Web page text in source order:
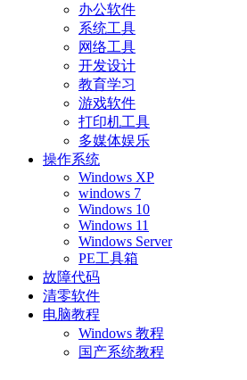
办公软件
系统工具
网络工具
开发设计
教育学习
游戏软件
打印机工具
多媒体娱乐
操作系统
Windows XP
windows 7
Windows 10
Windows 11
Windows Server
PE工具箱
故障代码
清零软件
电脑教程
Windows 教程
国产系统教程